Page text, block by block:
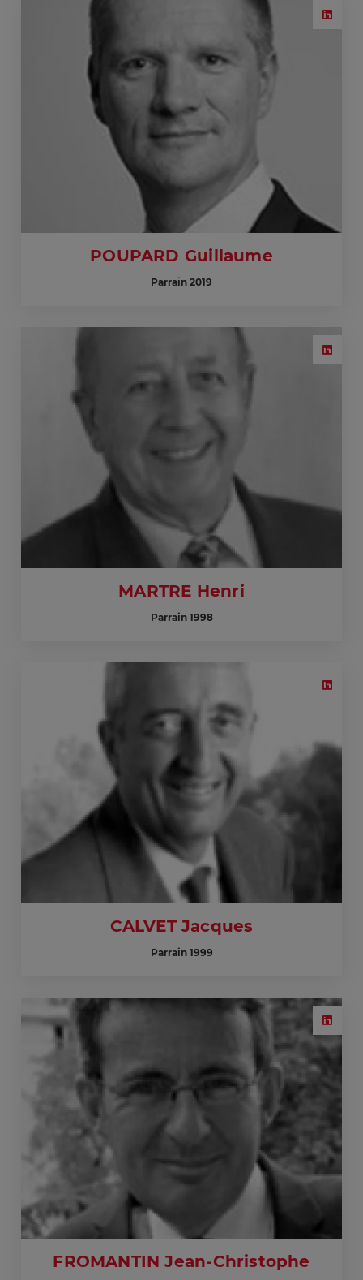
POUPARD Guillaume
Parrain 2019
MARTRE Henri
Parrain 1998
CALVET Jacques
Parrain 1999
FROMANTIN Jean-Christophe